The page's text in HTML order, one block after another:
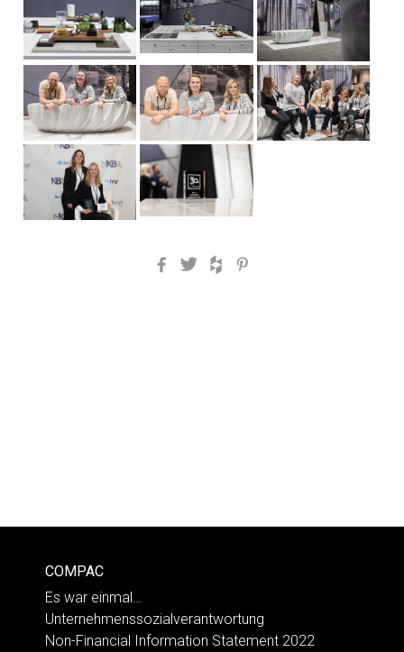
Facebook
TwitterHouzz
COMPAC
Es war einmal…
Unternehmenssozialverantwortung
Non-Financial Information Statement 2022